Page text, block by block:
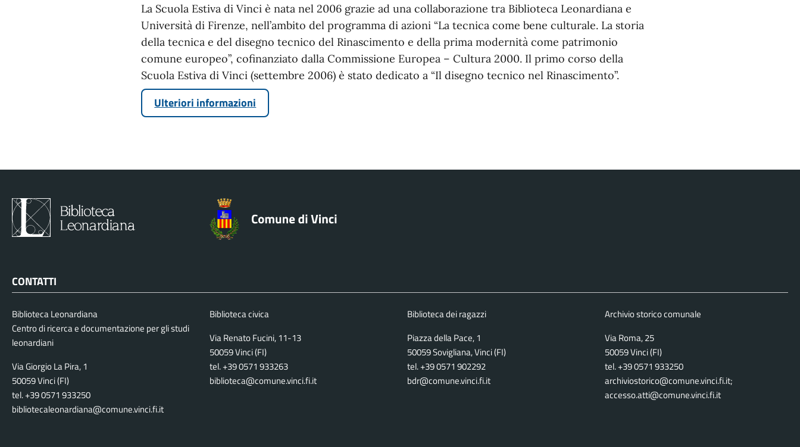
La Scuola Estiva di Vinci è nata nel 2006 grazie ad una collaborazione tra Biblioteca Leonardiana e
Università di Firenze, nell’ambito del programma di azioni “La tecnica come bene culturale. La storia
della tecnica e del disegno tecnico del Rinascimento e della prima modernità come patrimonio
comune europeo”, cofinanziato dalla Commissione Europea – Cultura 2000. Il primo corso della
Scuola Estiva di Vinci (settembre 2006) è stato dedicato a “Il disegno tecnico nel Rinascimento”.
Ulteriori informazioni
CONTATTI
Biblioteca Leonardiana
Centro di ricerca e documentazione per gli studi
leonardiani
Via Giorgio La Pira, 1
50059 Vinci (FI)
tel. +39 0571 933250
bibliotecaleonardiana@comune.vinci.fi.it
Biblioteca civica
Via Renato Fucini, 11-13
50059 Vinci (FI)
tel. +39 0571 933263
biblioteca@comune.vinci.fi.it
Biblioteca dei ragazzi
Piazza della Pace, 1
50059 Sovigliana, Vinci (FI)
tel. +39 0571 902292
bdr@comune.vinci.fi.it
Archivio storico comunale
Via Roma, 25
50059 Vinci (FI)
tel. +39 0571 933250
archiviostorico@comune.vinci.fi.it;
accesso.atti@comune.vinci.fi.it